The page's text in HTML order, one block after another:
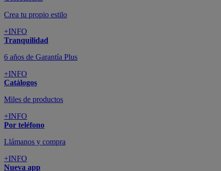
Crea tu propio estilo
+INFO
Tranquilidad
6 años de Garantía Plus
+INFO
Catálogos
Miles de productos
+INFO
Por teléfono
Llámanos y compra
+INFO
Nueva app